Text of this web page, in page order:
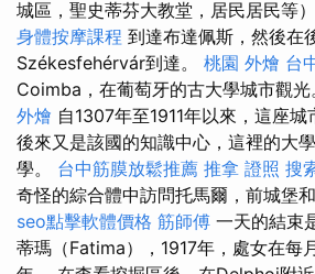
城區，聖史蒂芬大教堂，居民居民等
身體按摩課程 到達布達佩斯，然後在
Székesfehérvár到達。 桃園 外燴 台
Coimba，在葡萄牙的古大學城市觀光
外燴 自1307年至1911年以來，這座城
後來又是該國的知識中心，這裡的大
學。 台中筋膜放鬆推薦 推拿 證照 搜
奇怪的綜合體中訪問托馬爾，前城堡
seo點擊軟體價格 筋師傅 一天的結束
蒂瑪（Fatima），1917年，處女在每